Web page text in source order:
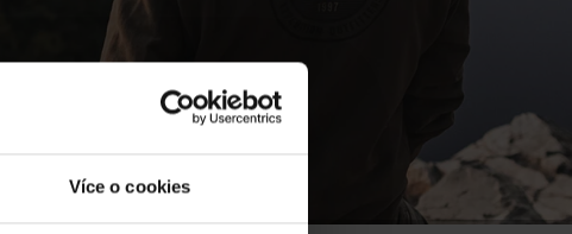
Více o cookies